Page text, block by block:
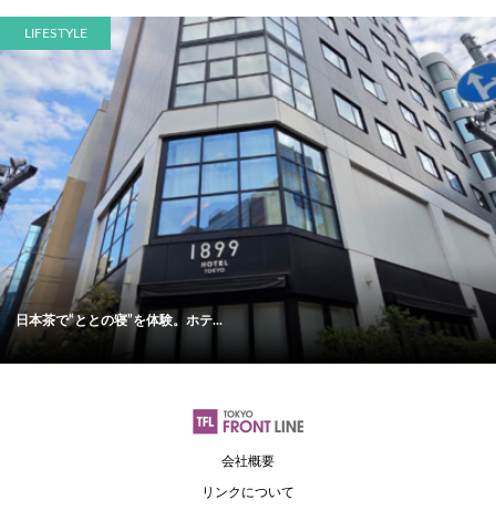
LIFESTYLE
日本茶で“ととの寝”を体験。ホテ...
会社概要
リンクについて